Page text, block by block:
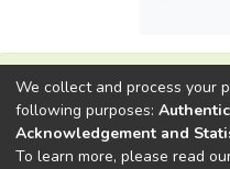
View metrics
We collect and process your
following purposes:
Acknowledgement and
To learn more, please read